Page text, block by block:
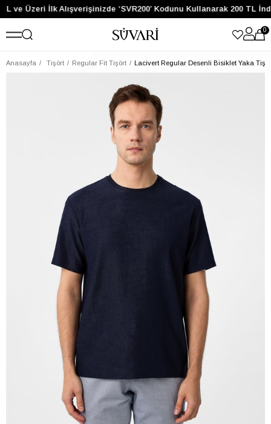
ve Üzeri İlk Alışverişinizde ‘SVR200’ Kodunu Kullanarak 200 TL
0
Anasayfa Tişört Regular Fit Tişört Lacivert Regular Desenli Bisiklet Yaka